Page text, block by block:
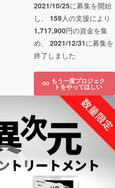
2021/10/25に募集を開始
し、 159人の支援により
1,717,900円の資金を集
め、 2021/12/31に募集を
終了しました
もう一度プロジェク
トをやってほしい